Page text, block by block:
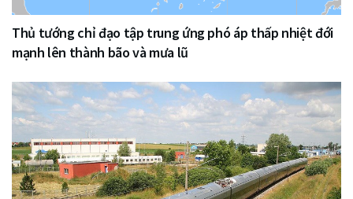
Thủ tướng chỉ đạo tập trung ứng phó áp thấp nhiệt đới
mạnh lên thành bão và mưa lũ